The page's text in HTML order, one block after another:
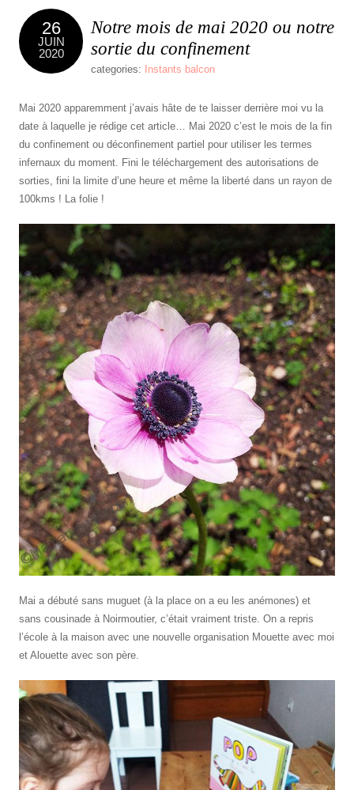
26
JUIN
2020
Notre mois de mai 2020 ou notre
sortie du confinement
categories: Instants balcon
Mai 2020 apparemment j’avais hâte de te laisser derrière moi vu la
date à laquelle je rédige cet article… Mai 2020 c’est le mois de la fin
du confinement ou déconfinement partiel pour utiliser les termes
infernaux du moment. Fini le téléchargement des autorisations de
sorties, fini la limite d’une heure et même la liberté dans un rayon de
100kms ! La folie !
Mai a débuté sans muguet (à la place on a eu les anémones) et
sans cousinade à Noirmoutier, c’était vraiment triste. On a repris
l’école à la maison avec une nouvelle organisation Mouette avec moi
et Alouette avec son père.